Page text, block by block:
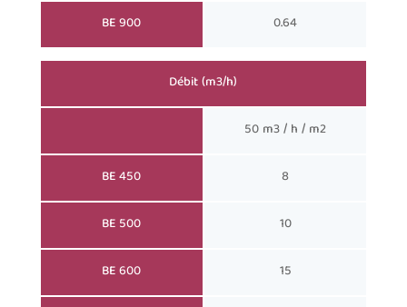
BE 900 0.64
BE 450
BE 500
BE 600
Débit (m3/h)
50 m3 / h / m2
8
10
15